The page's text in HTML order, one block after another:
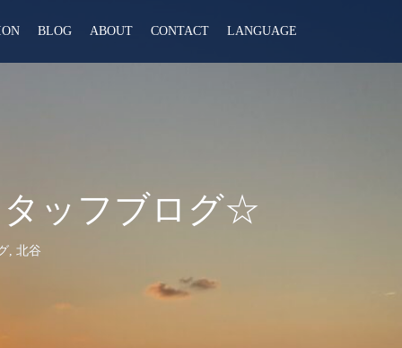
BLOG ABOUT CONTACT LANGUAGE
ッフブログ☆
, 北谷